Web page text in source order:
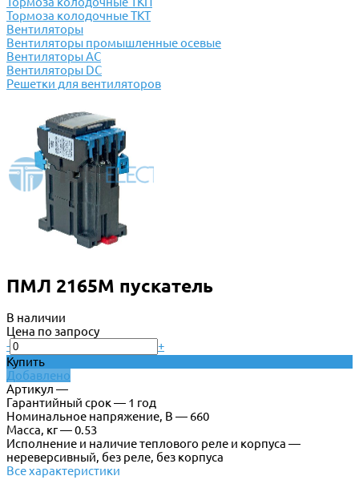
Тормоза колодочные ТКТ
Вентиляторы
Вентиляторы промышленные осевые
Вентиляторы АС
Вентиляторы DC
Решетки для вентиляторов
ПМЛ 2165М пускатель
В наличии
Цена по запросу
-
+
Купить
Добавлено
Артикул —
Гарантийный срок — 1 год
Номинальное напряжение, В — 660
Масса, кг — 0.53
Исполнение и наличие теплового реле и корпуса —
нереверсивный, без реле, без корпуса
Все характеристики